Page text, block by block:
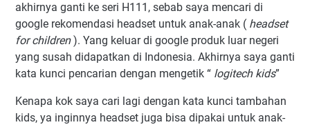
akhirnya ganti ke seri H111, sebab saya mencari di
google rekomendasi headset untuk anak-anak ( headset
for children). Yang keluar di google produk luar negeri
yang susah didapatkan di Indonesia. Akhirnya saya ganti
kata kunci pencarian dengan mengetik “ logitech kids”
Kenapa kok saya cari lagi dengan kata kunci tambahan
kids, ya inginnya headset juga bisa dipakai untuk anak-